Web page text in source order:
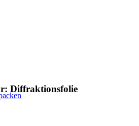
Diffraktionsfolie